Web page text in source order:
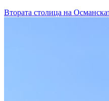
Втората столица на